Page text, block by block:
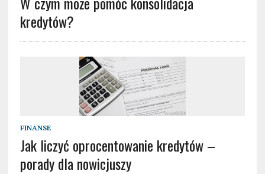
kredytów?
FINANSE
Jak liczyć oprocentowanie kredytów –
porady dla nowicjuszy